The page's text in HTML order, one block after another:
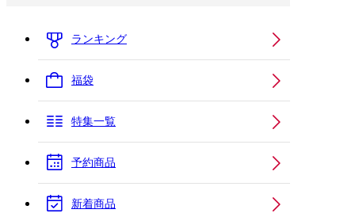
ランキング
福袋
特集一覧
予約商品
新着商品